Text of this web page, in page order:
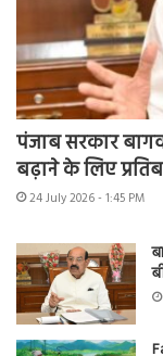
पंजाब सरकार
बढ़ाने के लिए
24 July 2026 - 1:45 PM